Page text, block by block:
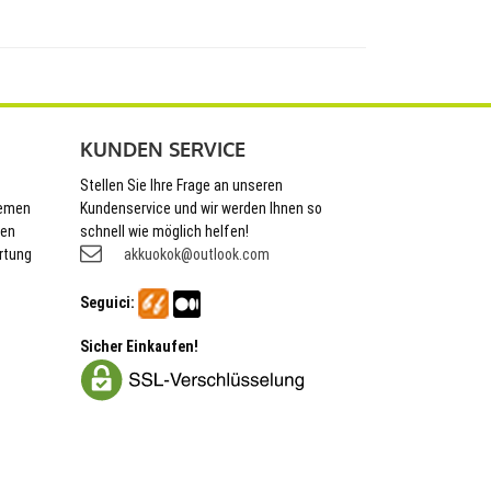
KUNDEN SERVICE
Stellen Sie Ihre Frage an unseren
Kundenservice und wir werden Ihnen so
schnell wie möglich helfen!
akkuokok@outlook.com
Seguici:
Sicher Einkaufen!